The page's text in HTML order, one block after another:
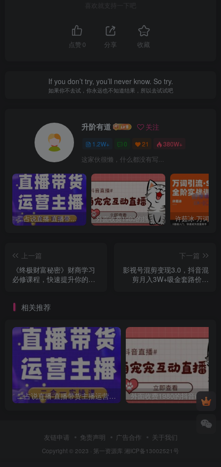
喜欢就支持一下吧
点赞 0 分享 收藏
If you don’t try, you’ll never know. So try.
如果你不去试，你永远也不知道结果，所以去试试吧
升阶有道 关注
1.2W+ 0 21 380W+
这家伙很懒，什么都没有写...
二占说直播·直播带货主播运营课程，主播运营二合一实操课 外面收费1980的抖音萌宠宠直播项目，可虚拟人直播，抖音报白，实时互动直播【软件+详细教程】
上一篇
《终极财富秘密》财商学习
必修课程，快速提升你的财
下一篇
影视号混剪变现3.0，抖音混
剪月入3W+吸金套路价值
相关推荐
二占说直播·直播带货主播运营课程，主播运营二合一实操课
友链申请 免责声明 广告合作 关于我们
Copyright © 2023 · 第一资源库 湘ICP备13002521号